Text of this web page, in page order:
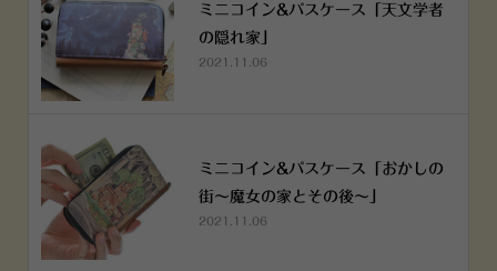
ミニコイン&パスケース「天文学者
の隠れ家」
2021.11.06
ミニコイン&パスケース「おかしの
街～魔女の家とその後～」
2021.11.06